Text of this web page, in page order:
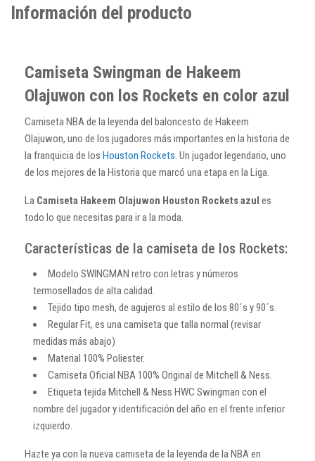
Información del producto
Camiseta Swingman de Hakeem
Olajuwon con los Rockets en color azul
Camiseta NBA de la leyenda del baloncesto de Hakeem
Olajuwon, uno de los jugadores más importantes en la historia de
la franquicia de los Houston Rockets. Un jugador legendario, uno
de los mejores de la Historia que marcó una etapa en la Liga.
La Camiseta Hakeem Olajuwon Houston Rockets azul es
todo lo que necesitas para ir a la moda.
Características de la camiseta de los Rockets:
Modelo SWINGMAN retro con letras y números
termosellados de alta calidad.
Tejido tipo mesh, de agujeros al estilo de los 80´s y 90´s.
Regular Fit, es una camiseta que talla normal (revisar
medidas más abajo)
Material 100% Poliester.
Camiseta Oficial NBA 100% Original de Mitchell & Ness.
Etiqueta tejida Mitchell & Ness HWC Swingman con el
nombre del jugador y identificación del año en el frente inferior
izquierdo.
Hazte ya con la nueva camiseta de la leyenda de la NBA en